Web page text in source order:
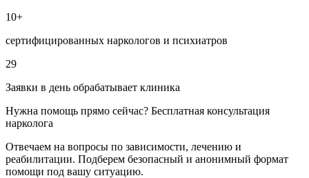
10+
сертифицированных наркологов и психиатров
29
Заявки в день обрабатывает клиника
Нужна помощь прямо сейчас? Бесплатная консультация
нарколога
Отвечаем на вопросы по зависимости, лечению и
реабилитации. Подберем безопасный и анонимный формат
помощи под вашу ситуацию.